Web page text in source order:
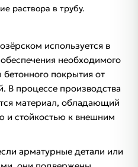
раствора в трубу.
используется в
необходимого
покрытия от
В процессе производства
материал, обладающий
и стойкостью к внешним
арматурные детали или